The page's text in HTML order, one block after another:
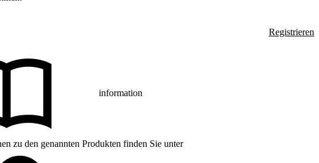
Registrieren
information
zu den genannten Produkten finden Sie unter